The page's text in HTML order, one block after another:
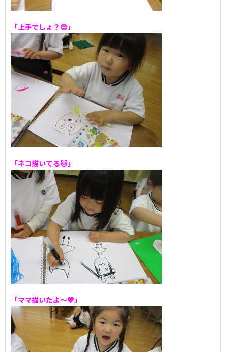
「上手でしょ？😊」
「ネコ描いてる🐱」
「ママ描いたよ～💖」